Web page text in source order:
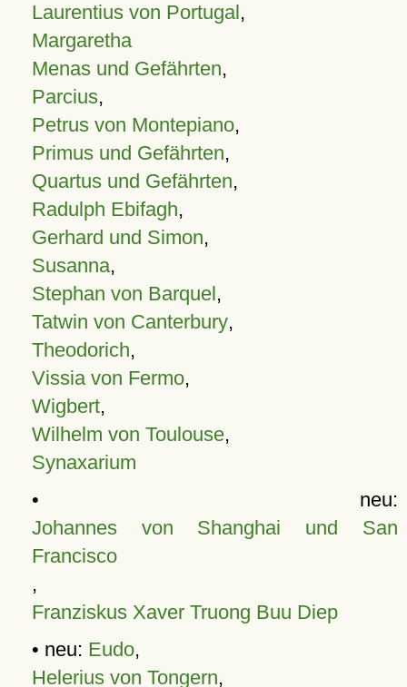
Laurentius von Portugal,
Margaretha
Menas und Gefährten,
Parcius,
Petrus von Montepiano,
Primus und Gefährten,
Quartus und Gefährten,
Radulph Ebifagh,
Gerhard und Simon,
Susanna,
Stephan von Barquel,
Tatwin von Canterbury,
Theodorich,
Vissia von Fermo,
Wigbert,
Wilhelm von Toulouse,
Synaxarium
• neu:
Johannes von Shanghai und San
Francisco
,
Franziskus Xaver Truong Buu Diep
• neu: Eudo,
Helerius von Tongern,